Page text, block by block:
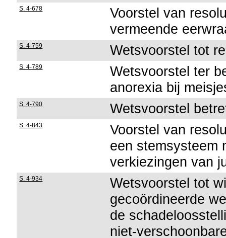
S. 4-678
Voorstel van
vermeende
S. 4-759 Wetsvoorstel tot
S. 4-789
Wetsvoorstel ter
anorexia bij
S. 4-790 Wetsvoorstel
S. 4-843
Voorstel van
een stemsysteem
verkiezingen van
S. 4-934
Wetsvoorstel tot
gecoördineerde
de
niet-